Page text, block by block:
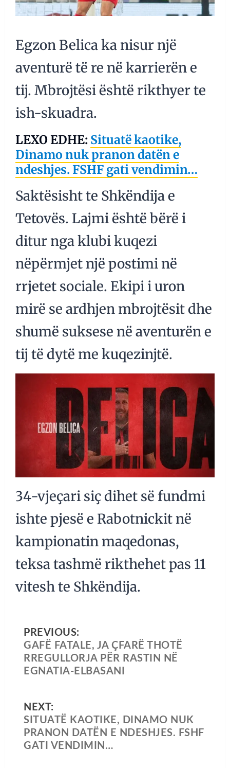
Egzon Belica ka nisur një
aventurë të re në karrierën e
tij. Mbrojtësi është rikthyer te
ish-skuadra.
LEXO EDHE: Situatë kaotike,
Dinamo nuk pranon datën e
ndeshjes. FSHF gati vendimin…
Saktësisht te Shkëndija e
Tetovës. Lajmi është bërë i
ditur nga klubi kuqezi
nëpërmjet një postimi në
rrjetet sociale. Ekipi i uron
mirë se ardhjen mbrojtësit dhe
shumë suksese në aventurën e
tij të dytë me kuqezinjtë.
34-vjeçari siç dihet së fundmi
ishte pjesë e Rabotnickit në
kampionatin maqedonas,
teksa tashmë rikthehet pas 11
vitesh te Shkëndija.
PREVIOUS:
GAFË FATALE, JA ÇFARË THOTË
RREGULLORJA PËR RASTIN NË
EGNATIA-ELBASANI
NEXT:
SITUATË KAOTIKE, DINAMO NUK
PRANON DATËN E NDESHJES. FSHF
GATI VENDIMIN…